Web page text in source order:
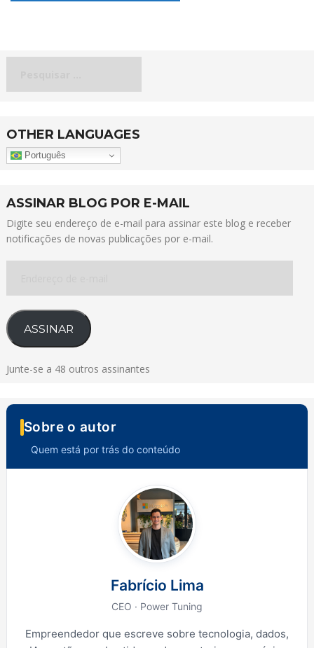
OTHER LANGUAGES
Português
ASSINAR BLOG POR E-MAIL
Digite seu endereço de e-mail para assinar este blog e receber
notificações de novas publicações por e-mail.
e-
mail
ASSINAR
Junte-se a 48 outros assinantes
Sobre o autor
Quem está por trás do conteúdo
Fabrício Lima
CEO · Power Tuning
Empreendedor que escreve sobre tecnologia, dados,